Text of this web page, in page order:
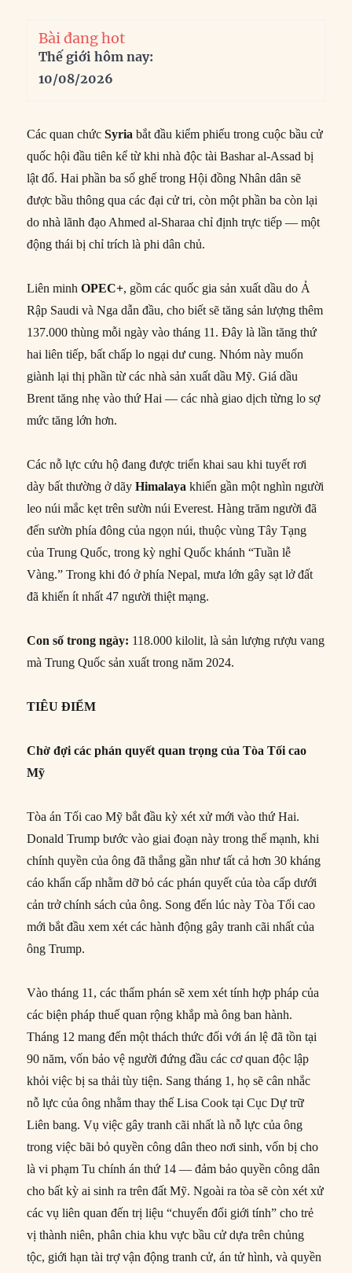
Bài đang hot
Thế giới hôm nay:
10/08/2026
Các quan chứcSyria bắt đầu kiểm phiếu trong cuộc bầu cử
quốc hội đầu tiên kể từ khi nhà độc tài Bashar al-Assad bị
lật đổ. Hai phần ba số ghế trong Hội đồng Nhân dân sẽ
được bầu thông qua các đại cử tri, còn một phần ba còn lại
do nhà lãnh đạo Ahmed al-Sharaa chỉ định trực tiếp — một
động thái bị chỉ trích là phi dân chủ.
Liên minhOPEC+, gồm các quốc gia sản xuất dầu do Ả
Rập Saudi và Nga dẫn đầu, cho biết sẽ tăng sản lượng thêm
137.000 thùng mỗi ngày vào tháng 11. Đây là lần tăng thứ
hai liên tiếp, bất chấp lo ngại dư cung. Nhóm này muốn
giành lại thị phần từ các nhà sản xuất dầu Mỹ. Giá dầu
Brent tăng nhẹ vào thứ Hai — các nhà giao dịch từng lo sợ
mức tăng lớn hơn.
Các nỗ lực cứu hộ đang được triển khai sau khi tuyết rơi
dày bất thường ở dãyHimalaya khiến gần một nghìn người
leo núi mắc kẹt trên sườn núi Everest. Hàng trăm người đã
đến sườn phía đông của ngọn núi, thuộc vùng Tây Tạng
của Trung Quốc, trong kỳ nghỉ Quốc khánh “Tuần lễ
Vàng.” Trong khi đó ở phía Nepal, mưa lớn gây sạt lở đất
đã khiến ít nhất 47 người thiệt mạng.
Con số trong ngày: 118.000 kilolit, là sản lượng rượu vang
mà Trung Quốc sản xuất trong năm 2024.
TIÊU ĐIỂM
Chờ đợi các phán quyết quan trọng của Tòa Tối cao
Mỹ
Tòa án Tối cao Mỹ bắt đầu kỳ xét xử mới vào thứ Hai.
Donald Trump bước vào giai đoạn này trong thế mạnh, khi
chính quyền của ông đã thắng gần như tất cả hơn 30 kháng
cáo khẩn cấp nhằm dỡ bỏ các phán quyết của tòa cấp dưới
cản trở chính sách của ông. Song đến lúc này Tòa Tối cao
mới bắt đầu xem xét các hành động gây tranh cãi nhất của
ông Trump.
Vào tháng 11, các thẩm phán sẽ xem xét tính hợp pháp của
các biện pháp thuế quan rộng khắp mà ông ban hành.
Tháng 12 mang đến một thách thức đối với án lệ đã tồn tại
90 năm, vốn bảo vệ người đứng đầu các cơ quan độc lập
khỏi việc bị sa thải tùy tiện. Sang tháng 1, họ sẽ cân nhắc
nỗ lực của ông nhằm thay thế Lisa Cook tại Cục Dự trữ
Liên bang. Vụ việc gây tranh cãi nhất là nỗ lực của ông
trong việc bãi bỏ quyền công dân theo nơi sinh, vốn bị cho
là vi phạm Tu chính án thứ 14 — đảm bảo quyền công dân
cho bất kỳ ai sinh ra trên đất Mỹ. Ngoài ra tòa sẽ còn xét xử
các vụ liên quan đến trị liệu “chuyển đổi giới tính” cho trẻ
vị thành niên, phân chia khu vực bầu cử dựa trên chủng
tộc, giới hạn tài trợ vận động tranh cử, án tử hình, và quyền